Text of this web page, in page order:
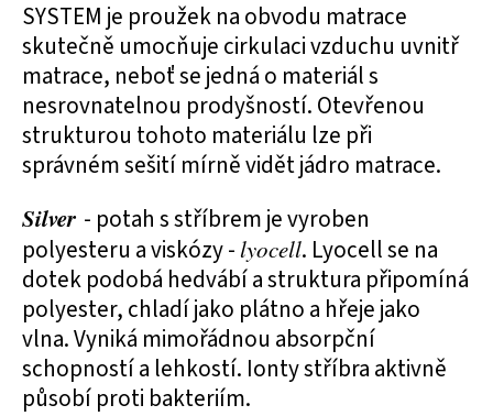
SYSTEM je proužek na obvodu matrace
skutečně umocňuje cirkulaci vzduchu uvnitř
matrace, neboť se jedná o materiál s
nesrovnatelnou prodyšností. Otevřenou
strukturou tohoto materiálu lze při
správném sešití mírně vidět jádro matrace.
Silver - potah s stříbrem je vyroben
polyesteru a viskózy - lyocell. Lyocell se na
dotek podobá hedvábí a struktura připomíná
polyester, chladí jako plátno a hřeje jako
vlna. Vyniká mimořádnou absorpční
schopností a lehkostí. Ionty stříbra aktivně
působí proti bakteriím.